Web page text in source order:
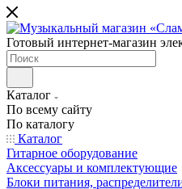
Готовый интернет-магазин
Каталог
По всему сайту
По каталогу
Каталог
Гитарное оборудование
Аксессуары и комплектующие
Блоки питания,